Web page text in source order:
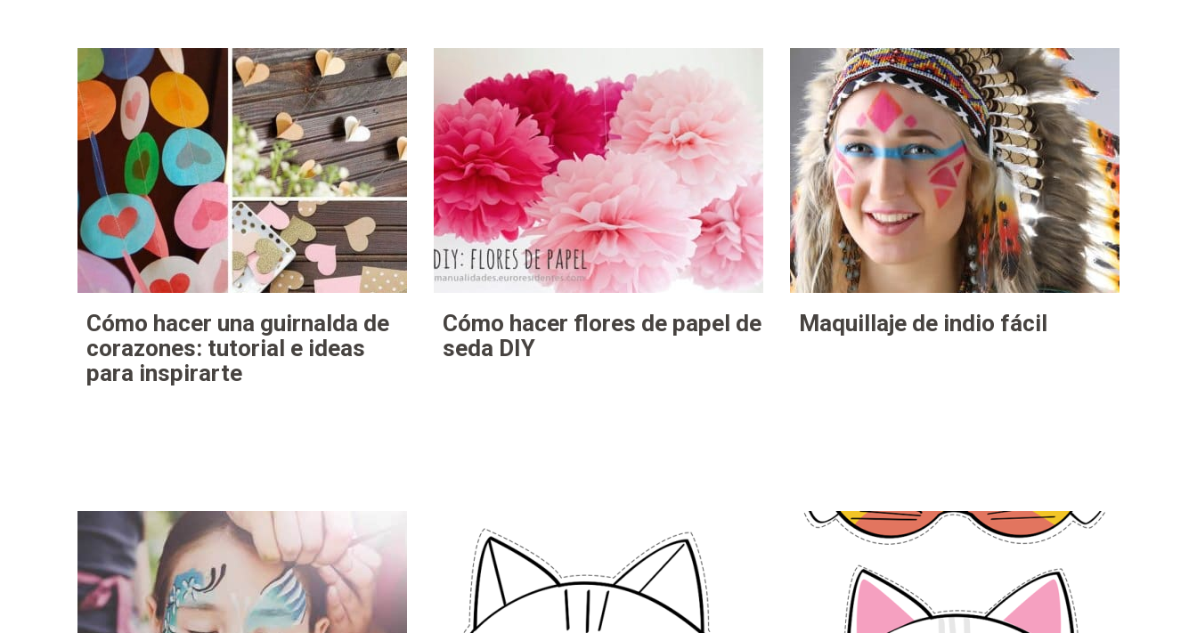
Cómo hacer una guirnalda de
corazones: tutorial e ideas
para inspirarte
Cómo hacer flores de papel de
seda DIY
Maquillaje de indio fácil